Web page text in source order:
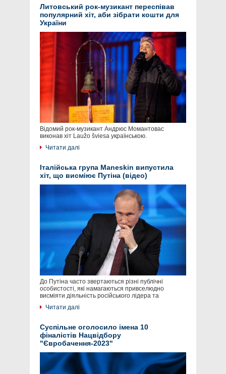
Литовський рок-музикант переспівав
популярний хіт, аби зібрати кошти для
України
Відомий рок-музикант Андрюс Момантовас
виконав хіт Laužo šviesa українською.
Читати далі
Італійська група Maneskin випустила
хіт, що висміює Путіна (відео)
До Путіна часто звертаються різні публічні
особистості, які намагаються привселюдно
висміяти діяльність російського лідера та
Читати далі
Суспільне оголосило імена 10
фіналістів Нацвідбору
"Євробачення-2023"